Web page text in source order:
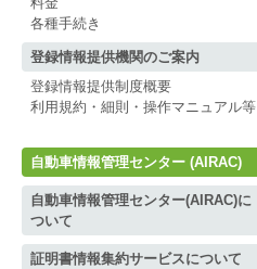
各種手続き
登録情報提供機関のご案内
登録情報提供制度概要
利用規約・細則・操作マニュアル等
自動車情報管理センター (AIRAC)
自動車情報管理センター(AIRAC)に
ついて
証明書情報集約サービスについて